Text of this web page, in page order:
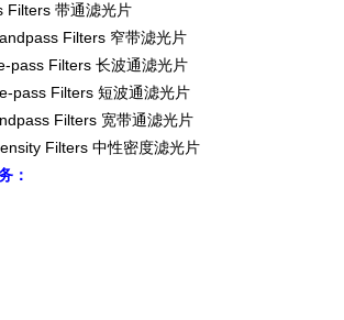
Filters 带通滤光片
Filters 窄带滤光片
pass Filters 长波通滤光片
pass Filters 短波通滤光片
Filters 宽带通滤光片
Filters 中性密度滤光片
：